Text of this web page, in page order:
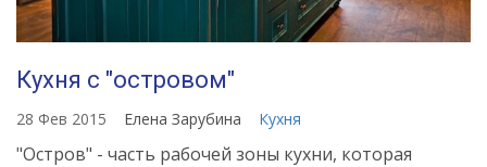
Кухня с "островом"
28 Фев 2015 Елена Зарубина Кухня
"Остров" - часть рабочей зоны кухни, которая